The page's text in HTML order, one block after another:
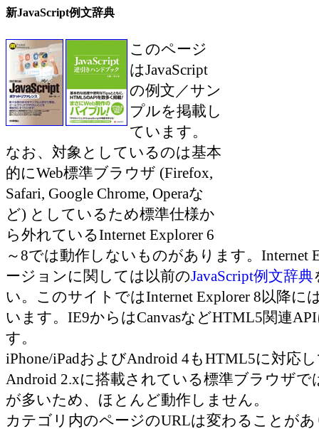
新JavaScript例文辞典
このページ
はJavaScript
の例文／サン
プルを掲載し
ています。
なお、対象としているのは基本
的にWeb標準ブラウザ (Firefox,
Safari, Google Chrome, Operaな
ど) としているため標準仕様か
ら外れているInternet Explorer 6
～8では動作しないものがあります。Internet
ージョンに関しては以前のJavaScript例文辞典
い。このサイトではInternet Explorer 8以降に
います。IE9からはCanvasなどHTML5関連
す。
iPhone/iPadおよびAndroid 4もHTML5に対応
Android 2.xに搭載されている標準ブラウザ
が多いため、ほとんど動作しません。
カテゴリ内のページのURLは変わることが